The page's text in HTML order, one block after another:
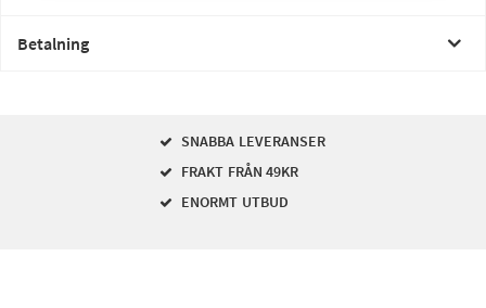
Betalning
SNABBA LEVERANSER
FRAKT FRÅN 49KR
ENORMT UTBUD